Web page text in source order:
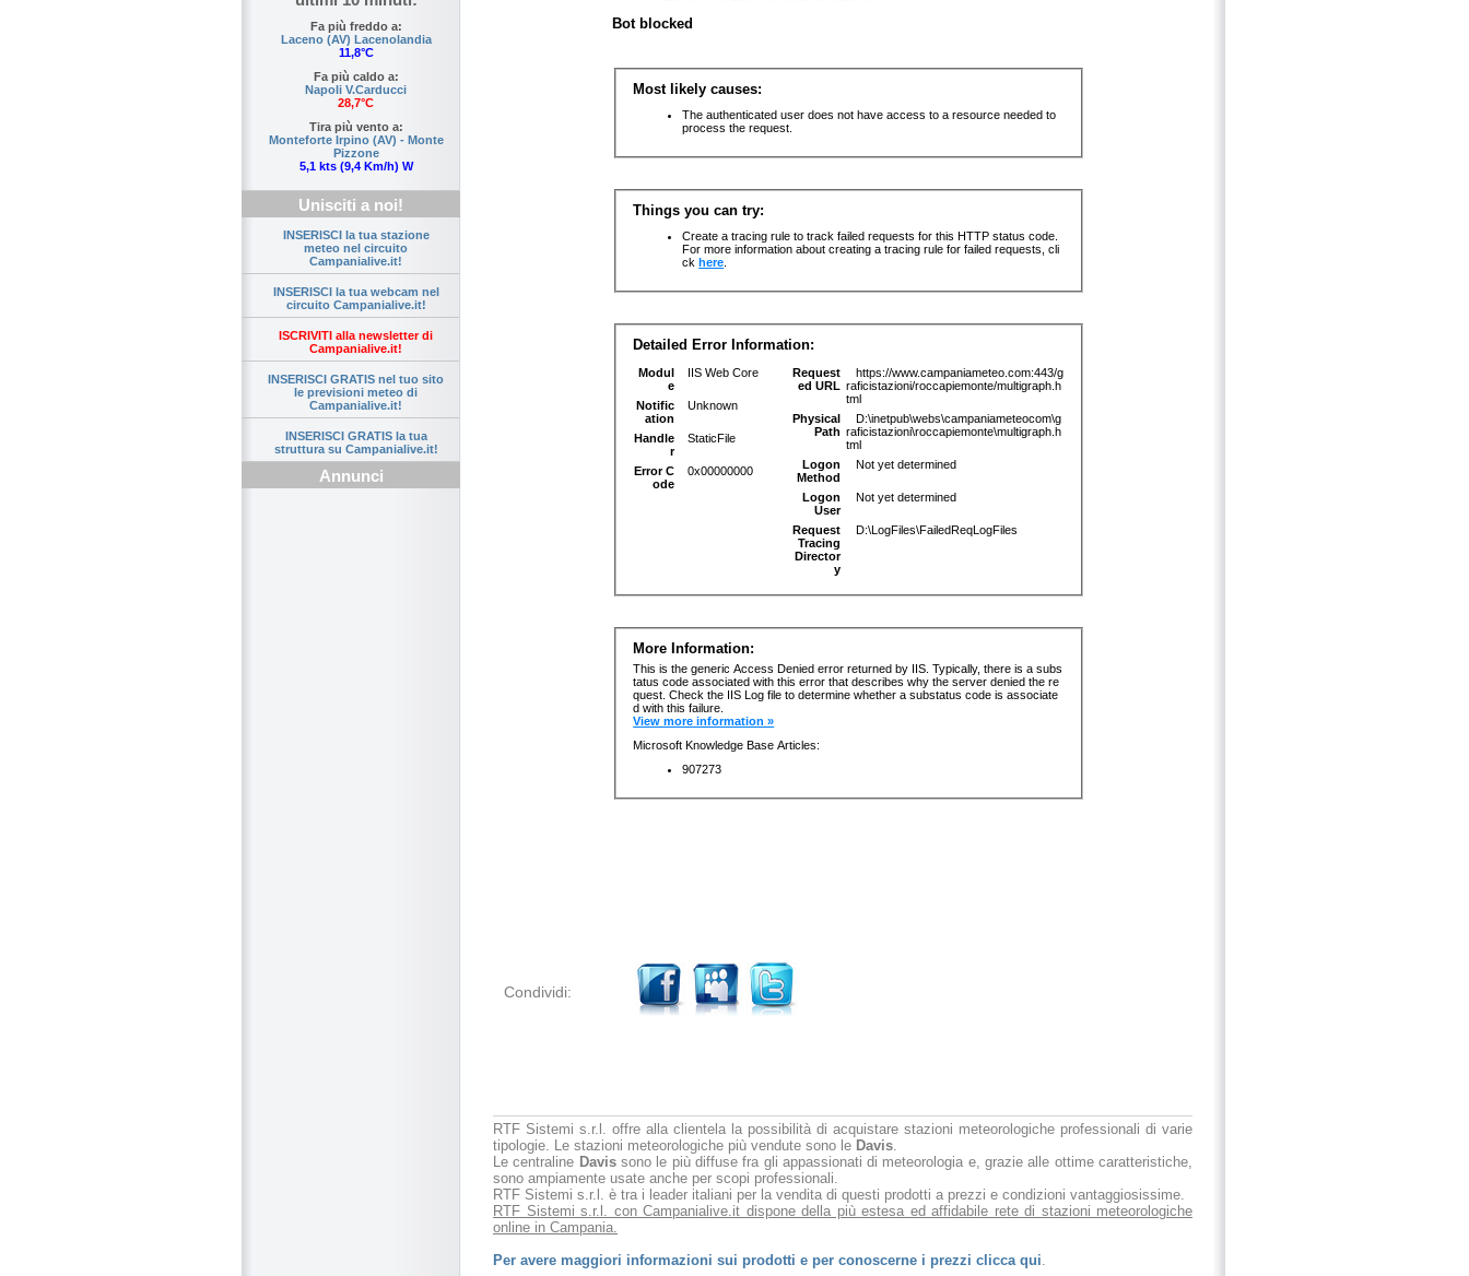
Fa più freddo a:
Laceno (AV) Lacenolandia
11,8°C
Fa più caldo a:
Napoli V.Carducci
28,7°C
Tira più vento a:
Monteforte Irpino (AV) - Monte
Pizzone
5,1 kts (9,4 Km/h) W
Unisciti a noi!
INSERISCI la tua stazione
meteo nel circuito
Campanialive.it!
INSERISCI la tua webcam nel
circuito Campanialive.it!
ISCRIVITI alla newsletter di
Campanialive.it!
INSERISCI GRATIS nel tuo sito
le previsioni meteo di
Campanialive.it!
INSERISCI GRATIS la tua
struttura su Campanialive.it!
Annunci
Condividi:
RTF Sistemi s.r.l. offre alla clientela la possibilità di acquistare stazioni meteorologiche professionali di varie
tipologie. Le stazioni meteorologiche più vendute sono le Davis.
Le centraline Davissono le più diffuse fra gli appassionati di meteorologia e, grazie alle ottime caratteristiche,
sono ampiamente usate anche per scopi professionali.
RTF Sistemi s.r.l. è tra i leader italiani per la vendita di questi prodotti a prezzi e condizioni vantaggiosissime.
RTF Sistemi s.r.l. con Campanialive.it dispone della più estesa ed affidabile rete di stazioni meteorologiche
online in Campania.
Per avere maggiori informazioni sui prodotti e per conoscerne i prezzi clicca qui.